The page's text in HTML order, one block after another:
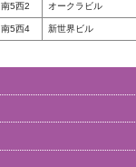
南5西2 オークラビル
南5西4 新世界ビル